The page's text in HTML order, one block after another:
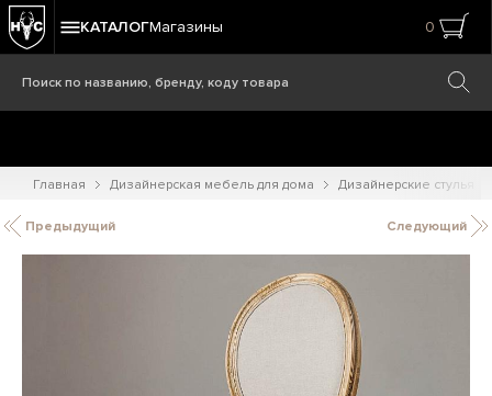
КАТАЛОГМагазины 0
Главная Дизайнерская мебель для дома Дизайнерские стулья
Предыдущий Следующий